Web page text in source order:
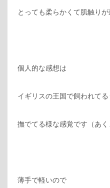
とっても柔らかくて肌触り
個人的な感想は
イギリスの王国で飼われて
撫でてる様な感覚です（あく
薄手で軽いので